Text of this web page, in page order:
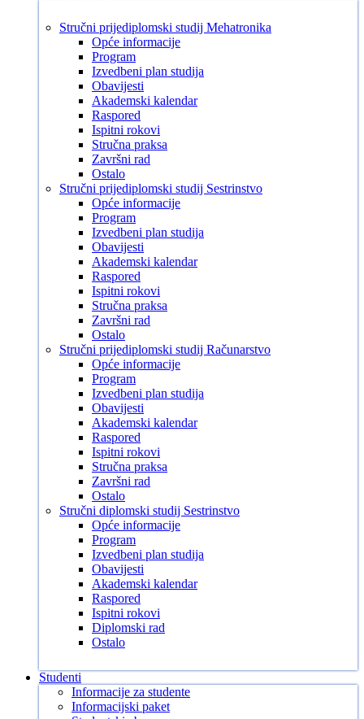
Stručni prijediplomski studij Mehatronika
Opće informacije
Program
Izvedbeni plan studija
Obavijesti
Akademski kalendar
Raspored
Ispitni rokovi
Stručna praksa
Završni rad
Ostalo
Stručni prijediplomski studij Sestrinstvo
Opće informacije
Program
Izvedbeni plan studija
Obavijesti
Akademski kalendar
Raspored
Ispitni rokovi
Stručna praksa
Završni rad
Ostalo
Stručni prijediplomski studij Računarstvo
Opće informacije
Program
Izvedbeni plan studija
Obavijesti
Akademski kalendar
Raspored
Ispitni rokovi
Stručna praksa
Završni rad
Ostalo
Stručni diplomski studij Sestrinstvo
Opće informacije
Program
Izvedbeni plan studija
Obavijesti
Akademski kalendar
Raspored
Ispitni rokovi
Diplomski rad
Ostalo
Studenti
Informacije za studente
Informacijski paket